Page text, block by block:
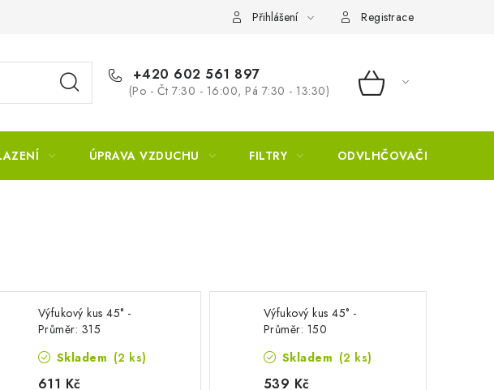
Přihlášení Registrace
+420 602 561 897
(Po - Čt 7:30 - 16:00, Pá 7:30 - 13:30) NÁKUPNÍ
ÚPRAVA VZDUCHU FILTRY ODVLHČOVAČE
Výfukový kus 45° -
Průměr: 315
Skladem (2 ks)
611 Kč
Výfukový kus 45° -
Průměr: 150
Skladem (2 ks)
539 Kč